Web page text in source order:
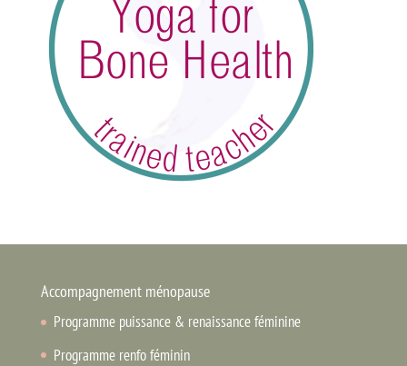
Accompagnement ménopause
Programme puissance & renaissance féminine
Programme renfo féminin